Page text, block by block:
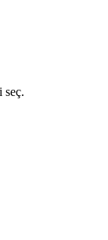
seç.